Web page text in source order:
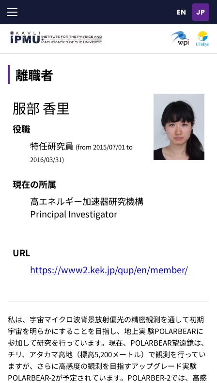
Skip
to
main
content
離職者
服部 香里
役職
特任研究員 (from 2015/07/01 to
2016/03/31)
現在の所属
高エネルギー加速器研究機構
Principal Investigator
URL
https://www2.kek.jp/qup/en/member/
私は、宇宙マイクロ波背景放射偏光の精密観測を通して初期
宇宙を明らかにすることを目指し、地上実 験POLARBEARに
参加して研究を行っています。現在、POLARBEAR望遠鏡は、
チリ、アタカマ高地（標高5,200メートル）で観測を行ってい
ますが、さらに高感度の観測を目指すアップグレード実験
POLARBEAR-2が予定されています。POLARBER-2では、高感